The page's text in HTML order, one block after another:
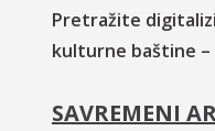
Pretražite
kulturne baštine –
SAVREMENI